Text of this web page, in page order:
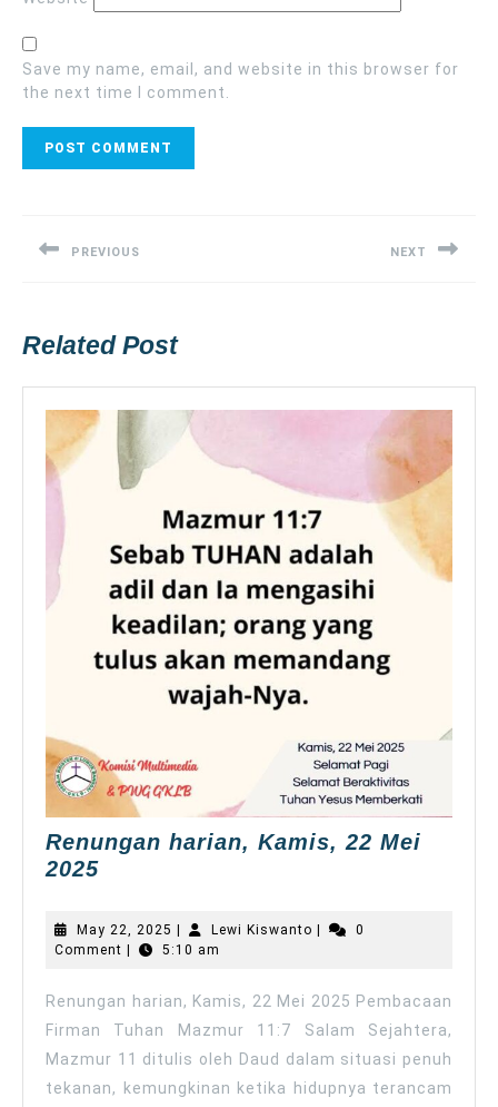
Save my name, email, and website in this browser for
the next time I comment.
PREVIOUS NEXT
Related Post
Renungan harian, Kamis, 22 Mei
2025Renungan
Kamis,
22
2025
May 22, 2025 May
22,
Lewi Kiswanto Lewi
0
Comment
5:10 am
Renungan harian, Kamis, 22 Mei 2025 Pembacaan
Firman Tuhan Mazmur 11:7 Salam Sejahtera,
Mazmur 11 ditulis oleh Daud dalam situasi penuh
tekanan, kemungkinan ketika hidupnya terancam